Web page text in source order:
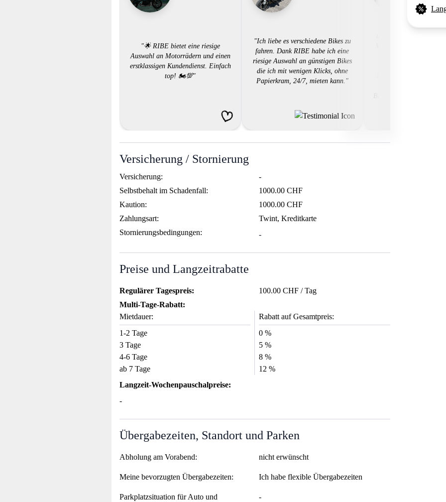
"🌟 RIBE bietet eine riesige
Auswahl an Motorrädern und einen
erstklassigen Kundendienst. Einfach
top! 🏍️💯"
"Ich liebe es verschiedene Bikes zu
fahren. Dank RIBE habe ich eine
riesige Auswahl an günstigen Bikes
die ich mit wenigen Klicks, ohne
Papierkram, 24/7, mieten kann."
"Uns gefällt es,
Versicherung / Stornierung
Versicherung:
-
Selbstbehalt im Schadenfall:
1000.00 CHF
Kaution:
1000.00 CHF
Zahlungsart:
Twint, Kreditkarte
Stornierungsbedingungen:
-
Preise und Langzeitrabatte
Regulärer Tagespreis:
100.00 CHF / Tag
Multi-Tage-Rabatt:
Mietdauer:
Rabatt auf Gesamtpreis:
1-2 Tage
0 %
3 Tage
5 %
4-6 Tage
8 %
ab 7 Tage
12 %
Langzeit-Wochenpauschalpreise:
-
Übergabezeiten, Standort und Parken
Abholung am Vorabend: nicht erwünscht
Meine bevorzugten Übergabezeiten: Ich habe flexible Übergabezeiten
Parkplatzsituation für Auto und
-